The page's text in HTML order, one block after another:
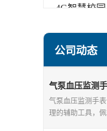
4G智慧校
指静脉识别
2G/BT4.0
2G/4G智慧
公司动态
气泵血压监测
探讨日常佩戴
气泵血压监测手
理的辅助工具，